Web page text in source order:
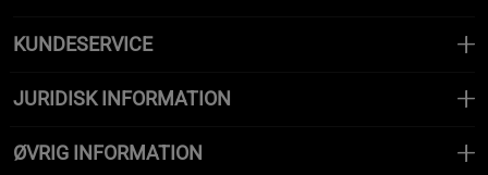
KUNDESERVICE
JURIDISK INFORMATION
ØVRIG INFORMATION